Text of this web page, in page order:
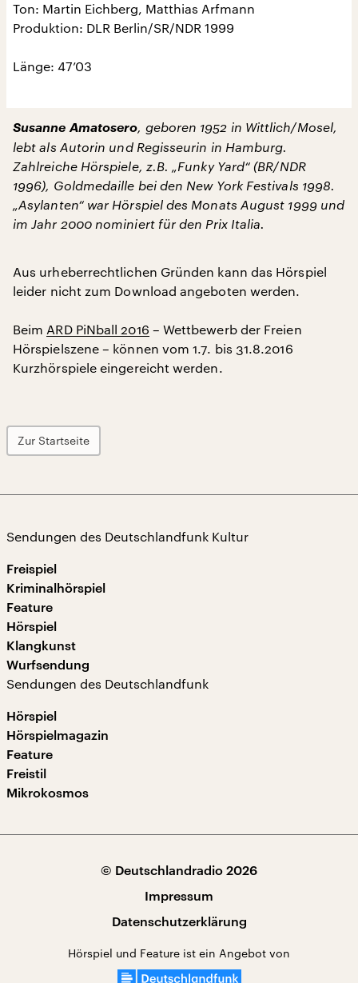
Ton: Martin Eichberg, Matthias Arfmann
Produktion: DLR Berlin/SR/NDR 1999
Länge: 47’03
Susanne Amatosero, geboren 1952 in Wittlich/Mosel,
lebt als Autorin und Regisseurin in Hamburg.
Zahlreiche Hörspiele, z.B. „Funky Yard“ (BR/NDR
1996), Goldmedaille bei den New York Festivals 1998.
„Asylanten“ war Hörspiel des Monats August 1999 und
im Jahr 2000 nominiert für den Prix Italia.
Aus urheberrechtlichen Gründen kann das Hörspiel
leider nicht zum Download angeboten werden.
Beim ARD PiNball 2016 – Wettbewerb der Freien
Hörspielszene – können vom 1.7. bis 31.8.2016
Kurzhörspiele eingereicht werden.
Zur Startseite
Sendungen des Deutschlandfunk Kultur
Freispiel
Kriminalhörspiel
Feature
Hörspiel
Klangkunst
Wurfsendung
Sendungen des Deutschlandfunk
Hörspiel
Hörspielmagazin
Feature
Freistil
Mikrokosmos
© Deutschlandradio 2026
Impressum
Datenschutzerklärung
Hörspiel und Feature ist ein Angebot von